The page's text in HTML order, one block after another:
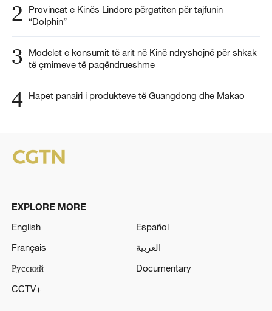
2
Provincat e Kinës Lindore përgatiten për tajfunin
“Dolphin”
3
Modelet e konsumit të arit në Kinë ndryshojnë për shkak
të çmimeve të paqëndrueshme
4 Hapet panairi i produkteve të Guangdong dhe Makao
EXPLORE MORE
English
Español
Français
العربية
Русский
Documentary
CCTV+